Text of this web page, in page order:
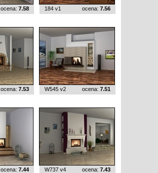
ocena: 7.58 184 v1 ocena: 7.56
ocena: 7.53 W545 v2 ocena: 7.51
ocena: 7.44 W737 v4 ocena: 7.43